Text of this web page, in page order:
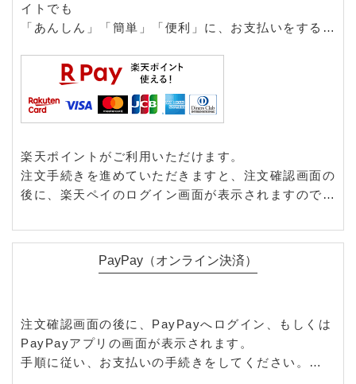
イトでも
「あんしん」「簡単」「便利」に、お支払いをするこ
お支払い額に応じて楽天ポイントを貯めることも、使
うこともできます。
※弊社規定により、商品代金3,300円以上の方のみご
利用いただけます。
楽天ポイントがご利用いただけます。
注文手続きを進めていただきますと、注文確認画面の
後に、楽天ペイのログイン画面が表示されますので、
さい。
ご購入金額に応じて楽天ポイントが貯まります。
※楽天ポイントが貯まるのは楽天カード・楽天ポイン
PayPay（オンライン決済）
注文確認画面の後に、PayPayへログイン、もしくは
PayPayアプリの画面が表示されます。
手順に従い、お支払いの手続きをしてください。